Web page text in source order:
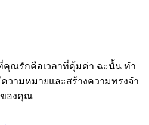
คุณรักคือเวลาที่คุ้มค่า ฉะนั้น ทำ
วามหมายและสร้างความทรงจำ
องคุณ